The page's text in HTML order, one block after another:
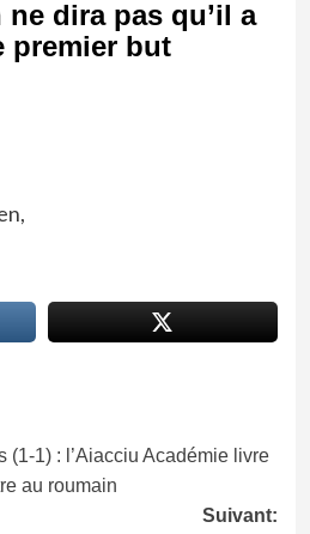
dira pas qu’il a
premier but
(1-1) : l’Aiacciu Académie livre
au roumain
Suivant: